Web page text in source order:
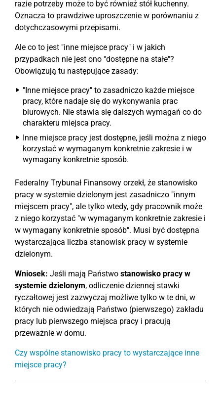
razie potrzeby może to być również stół kuchenny.
Oznacza to prawdziwe uproszczenie w porównaniu z
dotychczasowymi przepisami.
Ale co to jest "inne miejsce pracy" i w jakich
przypadkach nie jest ono "dostępne na stałe"?
Obowiązują tu następujące zasady:
"Inne miejsce pracy" to zasadniczo każde miejsce
pracy, które nadaje się do wykonywania prac
biurowych. Nie stawia się dalszych wymagań co do
charakteru miejsca pracy.
Inne miejsce pracy jest dostępne, jeśli można z niego
korzystać w wymaganym konkretnie zakresie i w
wymagany konkretnie sposób.
Federalny Trybunał Finansowy orzekł, że stanowisko
pracy w systemie dzielonym jest zasadniczo "innym
miejscem pracy", ale tylko wtedy, gdy pracownik może
z niego korzystać "w wymaganym konkretnie zakresie i
w wymagany konkretnie sposób". Musi być dostępna
wystarczająca liczba stanowisk pracy w systemie
dzielonym.
Wniosek: Jeśli mają Państwo stanowisko pracy w
systemie dzielonym, odliczenie dziennej stawki
ryczałtowej jest zazwyczaj możliwe tylko w te dni, w
których nie odwiedzają Państwo (pierwszego) zakładu
pracy lub pierwszego miejsca pracy i pracują
przeważnie w domu.
Czy wspólne stanowisko pracy to wystarczające inne
miejsce pracy?